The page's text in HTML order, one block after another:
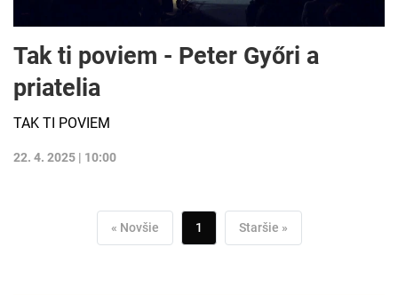
Tak ti poviem - Peter Győri a
priatelia
TAK TI POVIEM
22. 4. 2025 | 10:00
« Novšie 1 Staršie »